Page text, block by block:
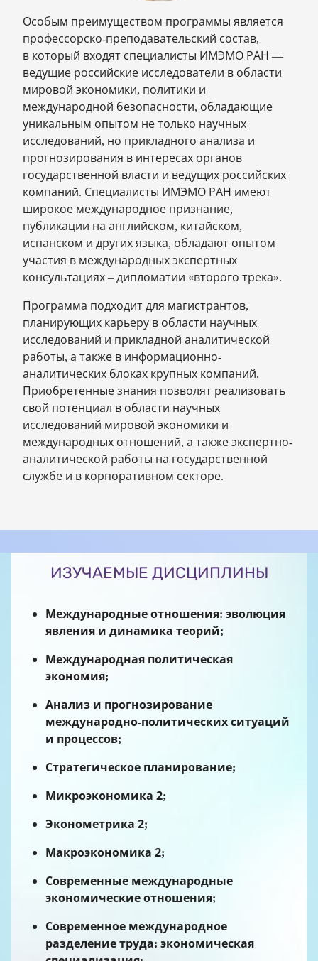
Особым преимуществом программы является
профессорско-преподавательский состав,
в который входят специалисты ИМЭМО РАН —
ведущие российские исследователи в области
мировой экономики, политики и
международной безопасности, обладающие
уникальным опытом не только научных
исследований, но прикладного анализа и
прогнозирования в интересах органов
государственной власти и ведущих российских
компаний. Специалисты ИМЭМО РАН имеют
широкое международное признание,
публикации на английском, китайском,
испанском и других языка, обладают опытом
участия в международных экспертных
консультациях – дипломатии «второго трека».
Программа подходит для магистрантов,
планирующих карьеру в области научных
исследований и прикладной аналитической
работы, а также в информационно-
аналитических блоках крупных компаний.
Приобретенные знания позволят реализовать
свой потенциал в области научных
исследований мировой экономики и
международных отношений, а также экспертно-
аналитической работы на государственной
службе и в корпоративном секторе.
ИЗУЧАЕМЫЕ ДИСЦИПЛИНЫ
Международные отношения: эволюция
явления и динамика теорий;
Международная политическая
экономия;
Анализ и прогнозирование
международно-политических ситуаций
и процессов;
Стратегическое планирование;
Микроэкономика 2;
Эконометрика 2;
Макроэкономика 2;
Современные международные
экономические отношения;
Современное международное
разделение труда: экономическая